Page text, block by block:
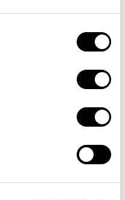
les services
école de Lucerne